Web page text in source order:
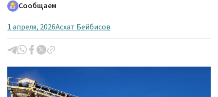
Сообщаем
1 апреля, 2026Асхат Бейбисов